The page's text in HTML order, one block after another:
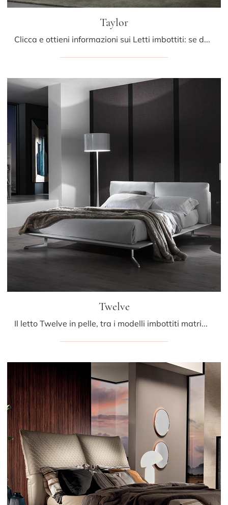
Taylor
Clicca e ottieni informazioni sui Letti imbottiti: se desideri modelli matrimoniali moderni, il modello Taylor Albani fa al caso tuo.
Twelve
Il letto Twelve in pelle, tra i modelli imbottiti matrimoniali design di Albani, è pensato per garantirti il riposo migliore.